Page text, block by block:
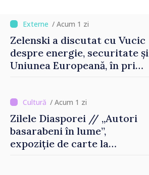
/ Acum 1 zi
Zelenski a discutat cu Vucic
despre energie, securitate și
Uniunea Europeană, în prima
/ Acum 1 zi
Zilele Diasporei // „Autori
basarabeni în lume”,
expoziție de carte la